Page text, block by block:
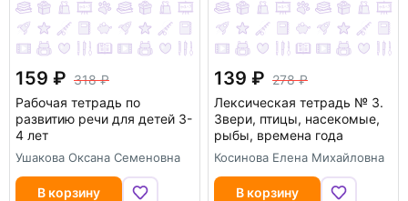
159
318
Рабочая тетрадь по
развитию речи для детей 3-
4 лет
Ушакова Оксана Семеновна
В корзину
139
278
Лексическая тетрадь № 3.
Звери, птицы, насекомые,
рыбы, времена года
Косинова Елена Михайловна
В корзину